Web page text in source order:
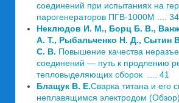
соединений при испытаниях на
парогенераторов ПГВ-1000М .... 34
Неклюдов И. М., Борц Б. В.,
А. Т., Рыбальченко Н. Д., Сытин
С. В. Повышение качества
соединений — путь к продлению
тепловыделяющих сборок .... 41
Блащук В. Е.Сварка титана и его
неплавящимся электродом